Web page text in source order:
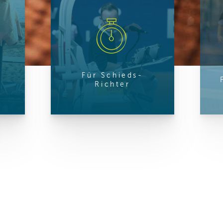
Daten
Für Schieds-
Richter